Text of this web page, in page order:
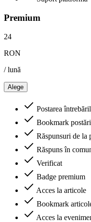
Premium
24
RON
/ lună
Alege
Postarea
Bookmark postări
Răspunsuri de la
Răspuns în
Verificat
Badge premium
Acces la articole
Bookmark
Acces la